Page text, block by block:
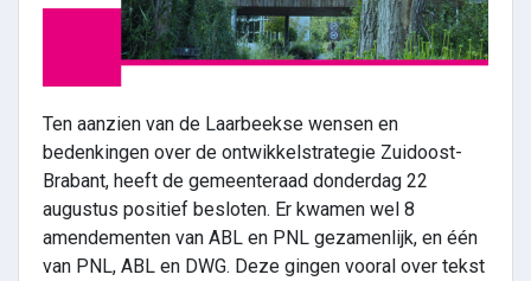
Ten aanzien van de Laarbeekse wensen en
bedenkingen over de ontwikkelstrategie Zuidoost-
Brabant, heeft de gemeenteraad donderdag 22
augustus positief besloten. Er kwamen wel 8
amendementen van ABL en PNL gezamenlijk, en één
van PNL, ABL en DWG. Deze gingen vooral over tekst